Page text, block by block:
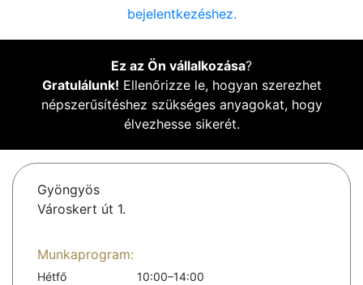
bejelentkezéshez.
Ez az Ön vállalkozása?
Gratulálunk! Ellenőrizze le, hogyan szerezhet
népszerűsítéshez szükséges anyagokat, hogy
élvezhesse sikerét.
Gyöngyös
Városkert út 1.
Munkaprogram:
Hétfő
10:00–14:00